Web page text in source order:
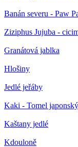
Banán severu - Paw
Ziziphus Jujuba -
Granátová jablka
Hlošiny
Jedlé jeřáby
Kaki - Tomel japonský
Kaštany jedlé
Kdouloně